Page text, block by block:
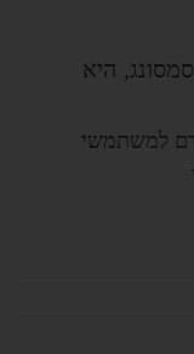
היא
למשתמשי